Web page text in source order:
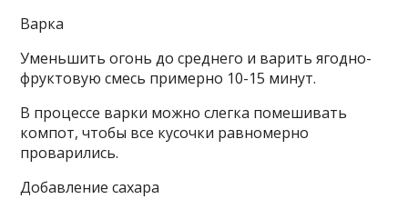
Варка
Уменьшить огонь до среднего и варить ягодно-
фруктовую смесь примерно 10-15 минут.
В процессе варки можно слегка помешивать
компот, чтобы все кусочки равномерно
проварились.
Добавление сахара